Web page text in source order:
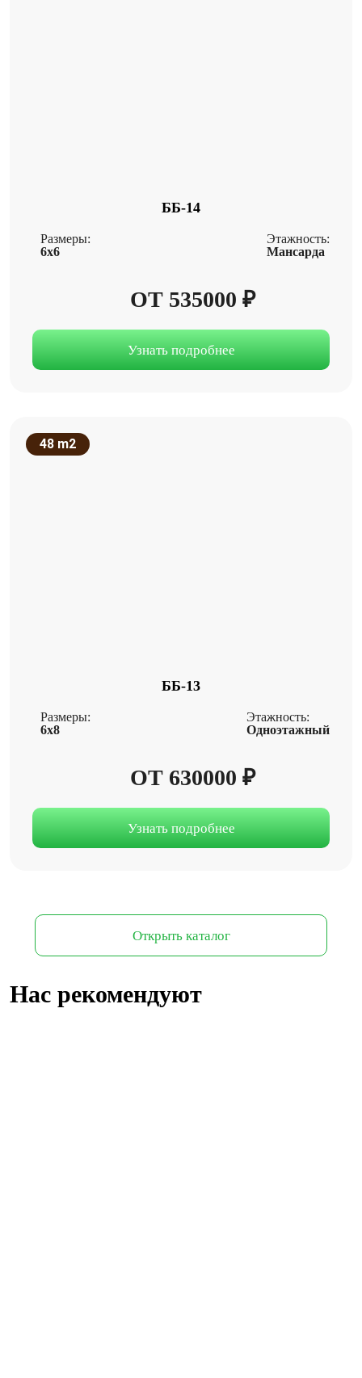
ББ-14
Размеры:
6x6
Этажность:
Мансарда
ОТ 535000 ₽
Узнать подробнее
48 m2
ББ-13
Размеры:
6x8
Этажность:
Одноэтажный
ОТ 630000 ₽
Узнать подробнее
Открыть каталог
Нас рекомендуют